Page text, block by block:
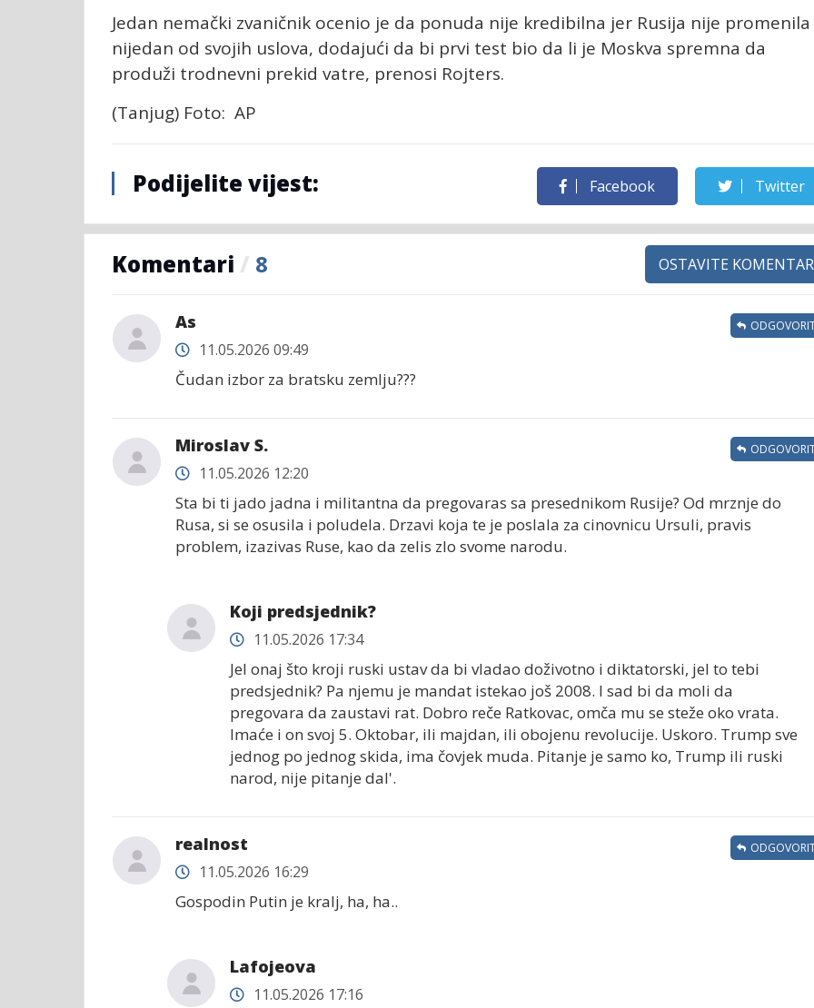
Jedan nemački zvaničnik ocenio je da ponuda nije kredibilna jer Rusija nije promenila
nijedan od svojih uslova, dodajući da bi prvi test bio da li je Moskva spremna da
produži trodnevni prekid vatre, prenosi Rojters.
(Tanjug) Foto: AP
Podijelite vijest: Facebook Twitter
Komentari / 8 OSTAVITE KOMENTAR
As
11.05.2026 09:49
Čudan izbor za bratsku zemlju???
Miroslav S.
11.05.2026 12:20
Sta bi ti jado jadna i militantna da pregovaras sa presednikom Rusije? Od mrznje do
Rusa, si se osusila i poludela. Drzavi koja te je poslala za cinovnicu Ursuli, pravis
problem, izazivas Ruse, kao da zelis zlo svome narodu.
Koji predsjednik?
11.05.2026 17:34
Jel onaj što kroji ruski ustav da bi vladao doživotno i diktatorski, jel to tebi
predsjednik? Pa njemu je mandat istekao još 2008. I sad bi da moli da
pregovara da zaustavi rat. Dobro reče Ratkovac, omča mu se steže oko vrata.
Imaće i on svoj 5. Oktobar, ili majdan, ili obojenu revolucije. Uskoro. Trump sve
jednog po jednog skida, ima čovjek muda. Pitanje je samo ko, Trump ili ruski
narod, nije pitanje dal'.
realnost
11.05.2026 16:29
Gospodin Putin je kralj, ha, ha..
Lafojeova
11.05.2026 17:16